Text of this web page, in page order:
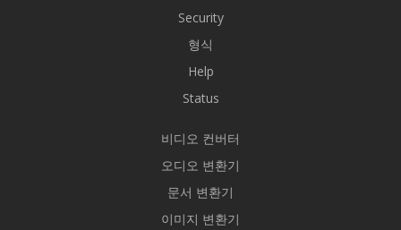
Security
형식
Help
Status
비디오 컨버터
오디오 변환기
문서 변환기
이미지 변환기